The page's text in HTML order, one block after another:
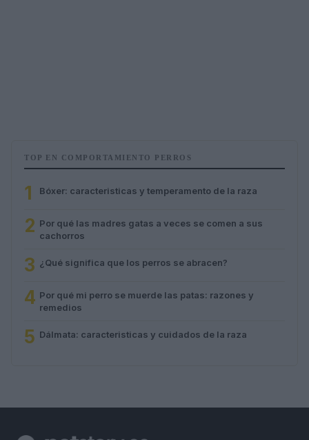
TOP EN COMPORTAMIENTO PERROS
1 Bóxer: caracteristicas y temperamento de la raza
2 Por qué las madres gatas a veces se comen a sus
cachorros
3 ¿Qué significa que los perros se abracen?
4 Por qué mi perro se muerde las patas: razones y
remedios
5 Dálmata: caracteristicas y cuidados de la raza